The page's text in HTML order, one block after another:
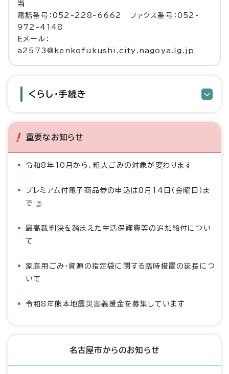
当
電話番号：052-228-6662 ファクス番号：052-
972-4148
Eメール：
a2573@kenkofukushi.city.nagoya.lg.jp
くらし・手続き
重要なお知らせ
令和8年10月から、粗大ごみの対象が変わります
プレミアム付電子商品券の申込は8月14日（金曜日）ま
で
最高裁判決を踏まえた生活保護費等の追加給付につい
て
家庭用ごみ・資源の指定袋に関する臨時措置の延長につ
いて
令和8年熊本地震災害義援金を募集しています
名古屋市からのお知らせ